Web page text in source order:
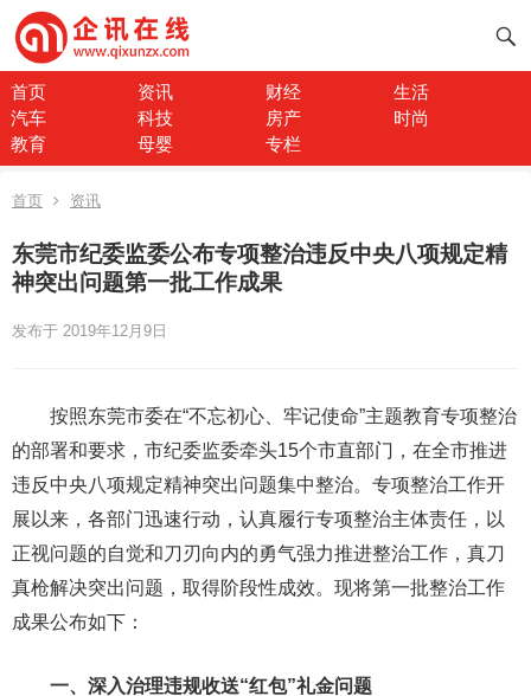
首页 资讯 财经
生活
汽车
科技 房产
时尚
教育
母婴 专栏
首页 资讯
东莞市纪委监委公布专项整治违反中央八项规定精
神突出问题第一批工作成果
发布于 2019年12月9日
按照东莞市委在“不忘初心、牢记使命”主题教育专项整治
的部署和要求，市纪委监委牵头15个市直部门，在全市推进
违反中央八项规定精神突出问题集中整治。专项整治工作开
展以来，各部门迅速行动，认真履行专项整治主体责任，以
正视问题的自觉和刀刃向内的勇气强力推进整治工作，真刀
真枪解决突出问题，取得阶段性成效。现将第一批整治工作
成果公布如下：
一、深入治理违规收送“红包”礼金问题